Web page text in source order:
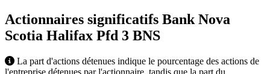
Actionnaires significatifs Bank Nova
Scotia Halifax Pfd 3 BNS
La part d'actions détenues indique le pourcentage des actions de